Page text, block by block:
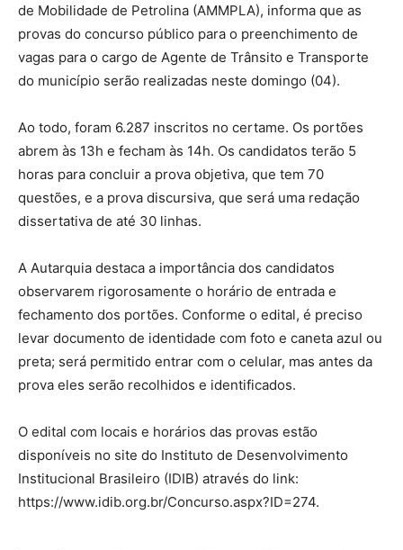
de Mobilidade de Petrolina (AMMPLA), informa que as
provas do concurso público para o preenchimento de
vagas para o cargo de Agente de Trânsito e Transporte
do município serão realizadas neste domingo (04).
Ao todo, foram 6.287 inscritos no certame. Os portões
abrem às 13h e fecham às 14h. Os candidatos terão 5
horas para concluir a prova objetiva, que tem 70
questões, e a prova discursiva, que será uma redação
dissertativa de até 30 linhas.
A Autarquia destaca a importância dos candidatos
observarem rigorosamente o horário de entrada e
fechamento dos portões. Conforme o edital, é preciso
levar documento de identidade com foto e caneta azul ou
preta; será permitido entrar com o celular, mas antes da
prova eles serão recolhidos e identificados.
O edital com locais e horários das provas estão
disponíveis no site do Instituto de Desenvolvimento
Institucional Brasileiro (IDIB) através do link:
https://www.idib.org.br/Concurso.aspx?ID=274.